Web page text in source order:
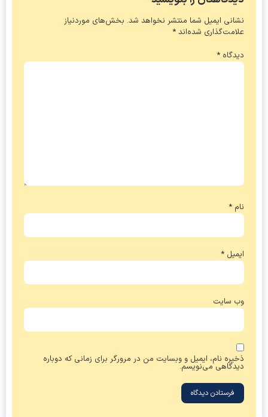
نشانی ایمیل شما منتشر نخواهد شد. بخش‌های موردنیاز
علامت‌گذاری شده‌اند*
دیدگاه*
*
وب‌ سایت
ذخیره نام، ایمیل و وبسایت من در مرورگر برای زمانی که دوباره
دیدگاهی می‌نویسم.